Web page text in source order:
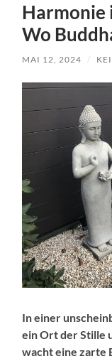
Harmonie
Wo
MAI 12, 2024 /
In einer
ein Ort der Stille
wacht eine zarte